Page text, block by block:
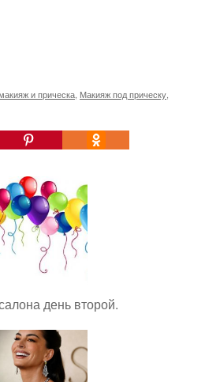
и прическа Макияж под прическу
день второй.